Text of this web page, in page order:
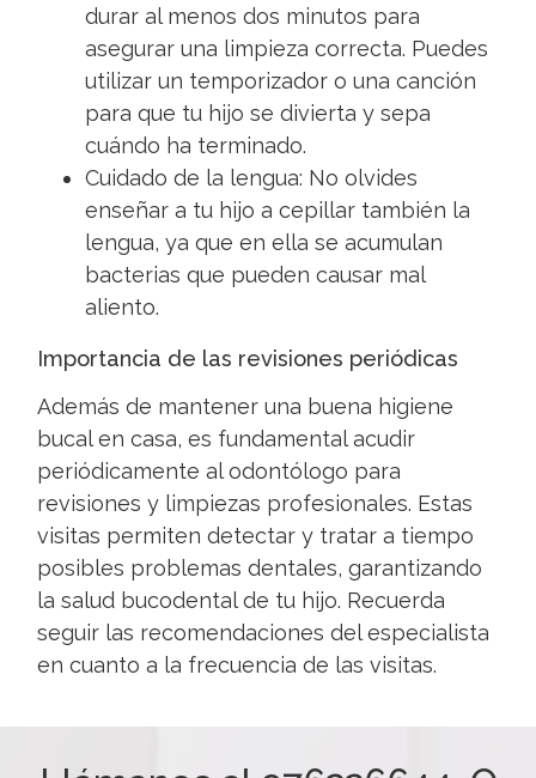
durar al menos dos minutos para
asegurar una limpieza correcta. Puedes
utilizar un temporizador o una canción
para que tu hijo se divierta y sepa
cuándo ha terminado.
Cuidado de la lengua: No olvides
enseñar a tu hijo a cepillar también la
lengua, ya que en ella se acumulan
bacterias que pueden causar mal
aliento.
Importancia de las revisiones periódicas
Además de mantener una buena higiene
bucal en casa, es fundamental acudir
periódicamente al odontólogo para
revisiones y limpiezas profesionales. Estas
visitas permiten detectar y tratar a tiempo
posibles problemas dentales, garantizando
la salud bucodental de tu hijo. Recuerda
seguir las recomendaciones del especialista
en cuanto a la frecuencia de las visitas.